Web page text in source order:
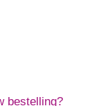
bestelling?